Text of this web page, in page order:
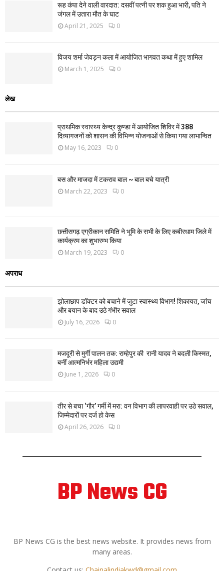
रूह कंपा देने वाली वारदात: दसवीं पत्नी पर शक हुआ भारी, पति ने
जंगल में उतारा मौत के घाट
April 21, 2025 0
विजय शर्मा जेवड़न कला में आयोजित भागवत कथा में हुए शामिल
March 1, 2025 0
लेख
प्राथमिक स्वास्थ्य केन्द्र कुण्डा में आयोजित शिविर में 388
दिव्यागजनों को शासन की विभिन्न योजनाओं से किया गया लाभान्वित
May 16, 2023 0
बस और माजदा में टकराव बाल ~ बाल बचे यात्री
March 22, 2023 0
छत्तीसगढ़ एग्रीकान समिति ने भूमि के सभी के लिए कबीरधाम जिले में
कार्यक्रम का शुभारम्भ किया
March 19, 2023 0
अपराध
झोलाछाप डॉक्टर को बचाने में जुटा स्वास्थ्य विभाग! शिकायत, जांच
और बयान के बाद उठे गंभीर सवाल
July 16, 2026 0
मजदूरी से मुर्गी पालन तक: राम्हेपुर की रानी यादव ने बदली किस्मत,
बनीं आत्मनिर्भर महिला उद्यमी
June 1, 2026 0
तीर से बचा ‘गौर’ गर्मी में मरा: वन विभाग की लापरवाही पर उठे सवाल,
जिम्मेदारों पर दर्ज हो केस
April 26, 2026 0
BP News CG
BP News CG is the best news website. It provides news from
many areas.